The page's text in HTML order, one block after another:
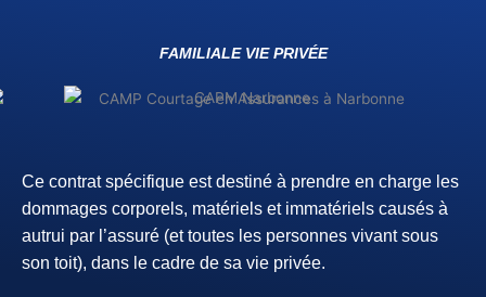
FAMILIALE VIE PRIVÉE
Ce contrat spécifique est destiné à prendre en charge les
dommages corporels, matériels et immatériels causés à
autrui par l’assuré (et toutes les personnes vivant sous
son toit), dans le cadre de sa vie privée.